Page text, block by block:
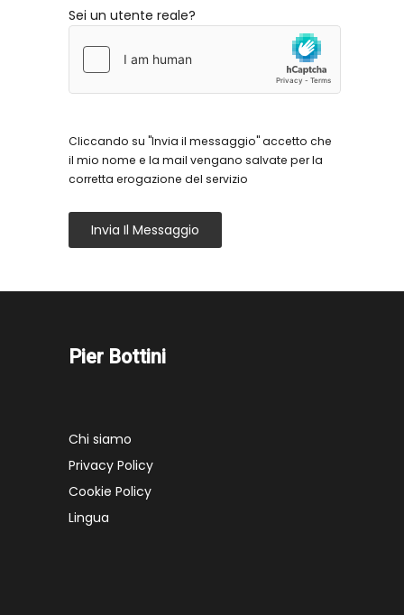
Sei un utente reale?
Cliccando su "Invia il messaggio" accetto che
il mio nome e la mail vengano salvate per la
corretta erogazione del servizio
Invia Il Messaggio
Pier Bottini
Chi siamo
Privacy Policy
Cookie Policy
Lingua